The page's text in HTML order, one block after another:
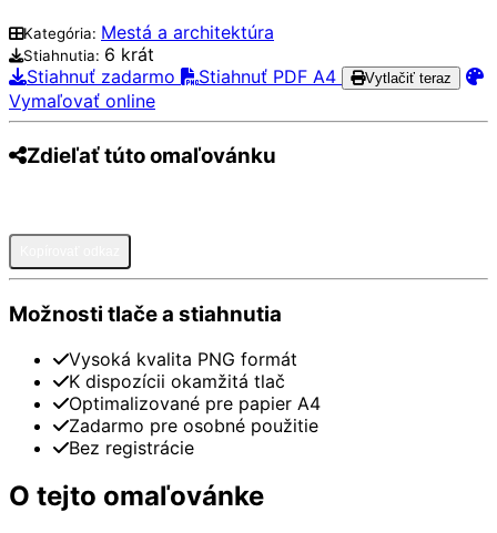
Kategória: Mestá a architektúra
Stiahnutia: 6 krát
Stiahnuť zadarmo
Stiahnuť PDF A4 Vytlačiť teraz
Vymaľovať online
Zdieľať túto omaľovánku
Možnosti tlače a stiahnutia
Vysoká kvalita PNG formát
K dispozícii okamžitá tlač
Optimalizované pre papier A4
Zadarmo pre osobné použitie
Bez registrácie
O tejto omaľovánke